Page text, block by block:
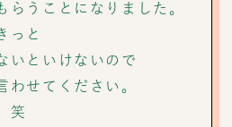
らうことになりました。
っと
いといけないので
わせてください。
笑